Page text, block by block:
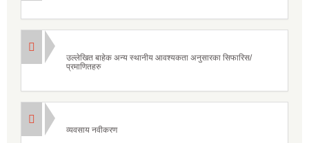
उल्लेखित बाहेक अन्य स्थानीय आवश्यकता अनुसारका सिफारिस/
प्रमाणितहरु
व्यवसाय नवीकरण